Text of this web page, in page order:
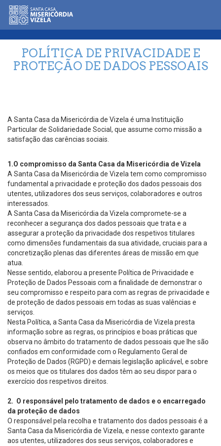
POLÍTICA DE PRIVACIDADE E
PROTEÇÃO DE DADOS PESSOAIS
A Santa Casa da Misericórdia de Vizela é uma Instituição
Particular de Solidariedade Social, que assume como missão a
satisfação das carências sociais.
1.O compromisso da Santa Casa da Misericórdia de Vizela
A Santa Casa da Misericórdia de Vizela tem como compromisso
fundamental a privacidade e proteção dos dados pessoais dos
utentes, utilizadores dos seus serviços, colaboradores e outros
interessados.
A Santa Casa da Misericórdia da Vizela compromete-se a
reconhecer a segurança dos dados pessoais que trata e a
assegurar a proteção da privacidade dos respetivos titulares
como dimensões fundamentais da sua atividade, cruciais para a
concretização plenas das diferentes áreas de missão em que
atua.
Nesse sentido, elaborou a presente Política de Privacidade e
Proteção de Dados Pessoais com a finalidade de demonstrar o
seu compromisso e respeito para com as regras de privacidade e
de proteção de dados pessoais em todas as suas valências e
serviços.
Nesta Política, a Santa Casa da Misericórdia de Vizela presta
informação sobre as regras, os princípios e boas práticas que
observa no âmbito do tratamento de dados pessoais que lhe são
confiados em conformidade com o Regulamento Geral de
Proteção de Dados (RGPD) e demais legislação aplicável, e sobre
os meios que os titulares dos dados têm ao seu dispor para o
exercício dos respetivos direitos.
2. O responsável pelo tratamento de dados e o encarregado
da proteção de dados
O responsável pela recolha e tratamento dos dados pessoais é a
Santa Casa da Misericórdia de Vizela, e nesse contexto garante
aos utentes, utilizadores dos seus serviços, colaboradores e